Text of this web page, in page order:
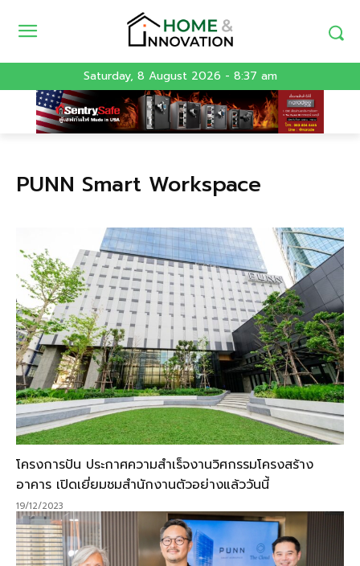
Saturday, 8 August 2026 - 8:37 am
PUNN Smart Workspace
โครงการปัน ประกาศความสำเร็จงานวิศกรรมโครงสร้าง
อาคาร เปิดเยี่ยมชมสำนักงานตัวอย่างแล้ววันนี้
19/12/2023